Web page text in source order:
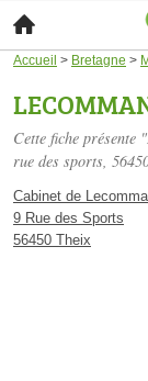
Accueil > Bretagne >
Cette fiche
rue des sports,
Cabinet de
9 Rue des Sports
56450 Theix